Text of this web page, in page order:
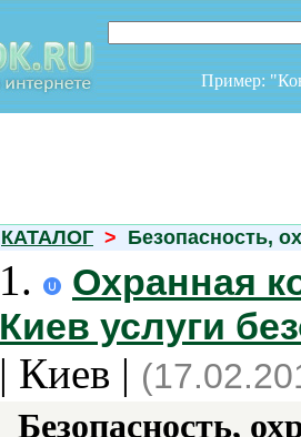
Пример:
КАТАЛОГ > Безопасность,
1.
Охранная
Киев услуги
| Киев |
Безопасность,